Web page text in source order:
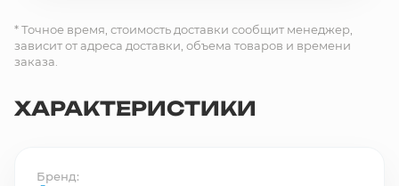
* Точное время, стоимость доставки сообщит менеджер,
зависит от адреса доставки, объема товаров и времени
заказа.
ХАРАКТЕРИСТИКИ
Бренд